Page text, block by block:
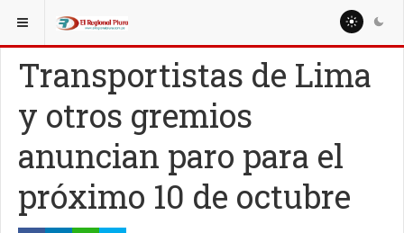
ESTÁ AQUÍ: NACIONALES
Transportistas de Lima
y otros gremios
anuncian paro para el
próximo 10 de octubre